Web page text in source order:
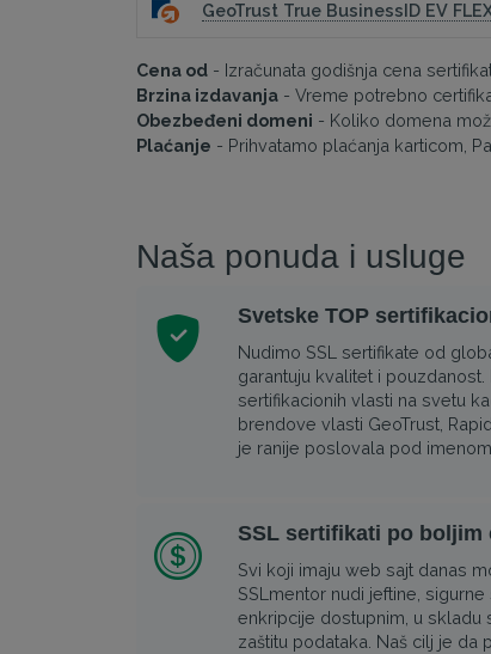
GeoTrust True BusinessID EV
Cena od - Izračunata godišnja cena
Brzina izdavanja - Vreme potrebno
Obezbeđeni domeni - Koliko domena
Plaćanje - Prihvatamo plaćanja karticom,
Naša ponuda i usluge
Svetske TOP
Nudimo SSL sertifikate od
garantuju kvalitet i
sertifikacionih vlasti na svetu
brendove vlasti GeoTrust,
je ranije poslovala pod
SSL sertifikati po boljim
Svi koji imaju web sajt danas
SSLmentor nudi jeftine,
enkripcije dostupnim, u skladu
zaštitu podataka. Naš cilj je da